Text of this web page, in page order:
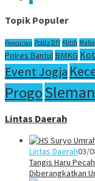
Topik Populer
Pencurian Polda DIY Klitih
Polres Bantul BMKG
Event Jogja
ProgoSleman
Lintas Daerah
Lintas Daerah03/
Tangis Haru
Diberangkatkan